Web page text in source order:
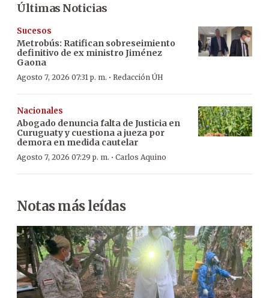
Últimas Noticias
Sucesos
Metrobús: Ratifican sobreseimiento
definitivo de ex ministro Jiménez
Gaona
Agosto 7, 2026 07:31 p. m. · Redacción ÚH
Nacionales
Abogado denuncia falta de Justicia en
Curuguaty y cuestiona a jueza por
demora en medida cautelar
Agosto 7, 2026 07:29 p. m. · Carlos Aquino
Notas más leídas